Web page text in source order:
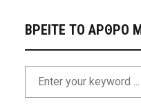
ΒΡΕΙΤΕ ΤΟ ΑΡΘΡΟ